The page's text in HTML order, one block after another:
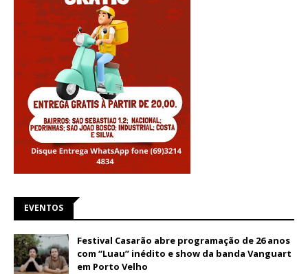
EVENTOS
Festival Casarão abre programação de 26 anos
com “Luau” inédito e show da banda Vanguart
em Porto Velho